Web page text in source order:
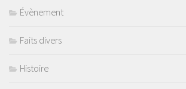
Évènement
Faits divers
Histoire